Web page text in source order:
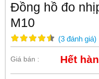
Đồng hồ đo
M10
(3 đánh giá)
Giá bán : Hết